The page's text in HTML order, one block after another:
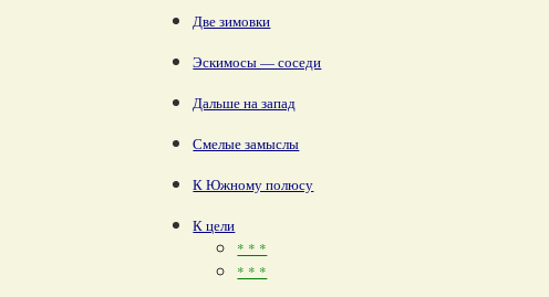
Две зимовки
Эскимосы — соседи
Дальше на запад
Смелые замыслы
К Южному полюсу
К цели
* * *
* * *